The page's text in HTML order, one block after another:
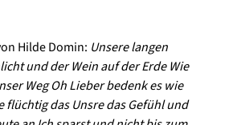
Hilde Domin: Unsere langen
und der Wein auf der Erde Wie
Weg Oh Lieber bedenk es wie
das Unsre das Gefühl und